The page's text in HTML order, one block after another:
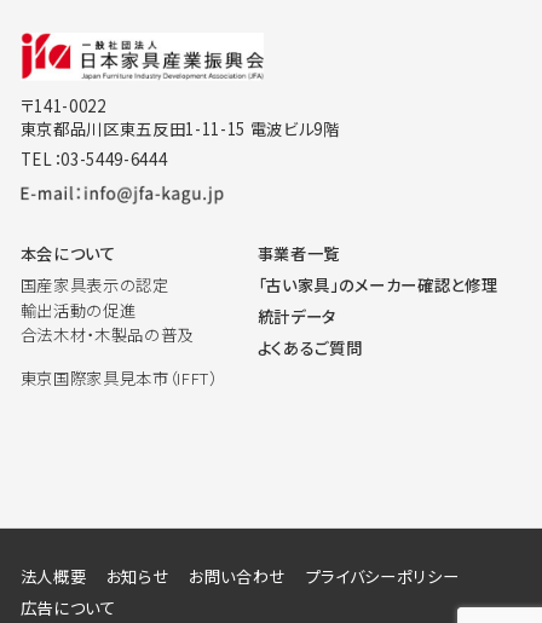
〒141-0022
東京都品川区東五反田1-11-15 電波ビル9階
TEL：03-5449-6444
本会について
国産家具表示の認定
輸出活動の促進
合法木材・木製品の普及
東京国際家具見本市（IFFT）
事業者一覧
「古い家具」のメーカー確認と修理
統計データ
よくあるご質問
法人概要 お知らせ お問い合わせ
プライバシーポリシー
広告について